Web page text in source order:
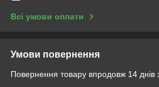
Всі умови оплати
Умови повернення
Повернення товару впродовж 14 днів